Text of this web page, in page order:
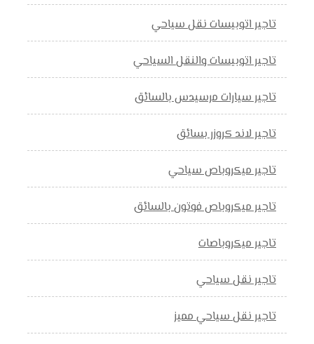
تاجير اتوبيسات نقل سياحي
تاجير اتوبيسات والنقل السياحي
تاجير سيارات مرسيدس بالسائق
تاجير لاند كروزر بسائق
تاجير ميكروباص سياحي
تاجير ميكروباص فوتون بالسائق
تاجير ميكروباصات
تاجير نقل سياحي
تاجير نقل سياحي مميز